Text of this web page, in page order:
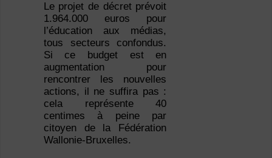
Le projet de décret prévoit
1.964.000 euros pour
l’éducation aux médias,
tous secteurs confondus.
Si ce budget est en
augmentation pour
rencontrer les nouvelles
actions, il ne suffira pas :
cela représente 40
centimes à peine par
citoyen de la Fédération
Wallonie-Bruxelles.